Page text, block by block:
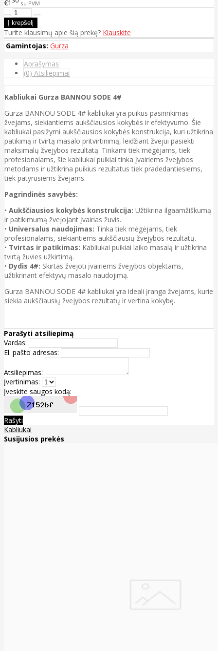
€1
su PVM
Turite klausimų apie šią prekę? Klauskite
Gamintojas: Gurza
Aprašymas
(0) Atsiliepimai
Kabliukai Gurza BANNOU SODE 4#
Gurza BANNOU SODE 4# kabliukai yra puikus pasirinkimas
žvejams, siekiantiems aukščiausios kokybės ir efektyvumo. Šie
kabliukai pasižymi aukščiausios kokybės konstrukcija, kuri užtikrina
patikimą ir tvirtą masalo pritvirtinimą, leidžiant žvejui pasiekti
maksimalų žvejybos rezultatą. Tinkami tiek mėgėjams, tiek
profesionalams, šie kabliukai puikiai tinka įvairiems žvejybos
metodams ir užtikrina puikius rezultatus tiek pradedantiesiems,
tiek patyrusiems žvejams.
Pagrindinės savybės:
• Aukščiausios kokybės konstrukcija: Užtikrina ilgaamžiškumą
ir patikimumą žvejojant įvairias žuvis.
• Universalus naudojimas: Tinka tiek mėgėjams, tiek
profesionalams, siekiantiems aukščiausių žvejybos rezultatų.
• Tvirtas ir patikimas: Kabliukai puikiai laiko masalą ir užtikrina
tvirtą žuvies užkirtimą.
• Dydis 4#: Skirtas žvejoti įvairiems žvejybos objektams,
užtikrinant efektyvų masalo naudojimą.
Gurza BANNOU SODE 4# kabliukai yra ideali įranga žvejams, kurie
siekia aukščiausių žvejybos rezultatų ir vertina kokybę.
Parašyti atsiliepimą
Vardas:
El. pašto adresas:
Atsiliepimas:
Įvertinimas:
Įveskite saugos kodą:
Rašyti
Kabliukai
Susijusios prekės